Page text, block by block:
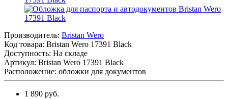
Производитель: Bristan Wero
Код товара: Bristan Wero 17391 Black
Доступность: На складе
Артикул: Bristan Wero 17391 Black
Расположение: обложки для документов
1 890 руб.